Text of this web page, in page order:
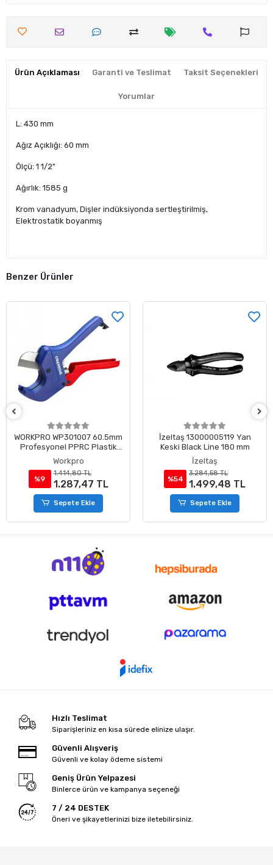
Ürün Açıklaması Garanti ve Teslimat Taksit Seçenekleri
Yorumlar
L: 430 mm
Ağız Açıklığı: 60 mm
Ölçü: 1 1/2"
Ağırlık: 1585 g
Krom vanadyum, Dişler indüksiyonda sertleştirilmiş,
Elektrostatik boyanmış
Benzer Ürünler
WORKPRO WP301007 60.5mm
Profesyonel PPRC Plastik
Boru Kesme Makası
Workpro
%9
1.414,80 TL
1.287,47 TL
Sepete Ekle
İzeltaş 13000005119 Yan
Keski Black Line 180 mm
İzeltaş
%54
3.284,58 TL
1.499,48 TL
Sepete Ekle
Hızlı Teslimat
Siparişleriniz en kısa sürede elinize ulaşır.
Güvenli Alışveriş
Güvenli ve kolay ödeme sistemi
Geniş Ürün Yelpazesi
Binlerce ürün ve kampanya seçeneği
7 / 24 DESTEK
Öneri ve şikayetlerinizi bize iletebilirsiniz.